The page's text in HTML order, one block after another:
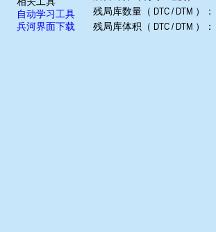
自动学习工具
兵河界面下载
残局库数量（ DTC / DTM ）：
残局库体积（ DTC / DTM ）：